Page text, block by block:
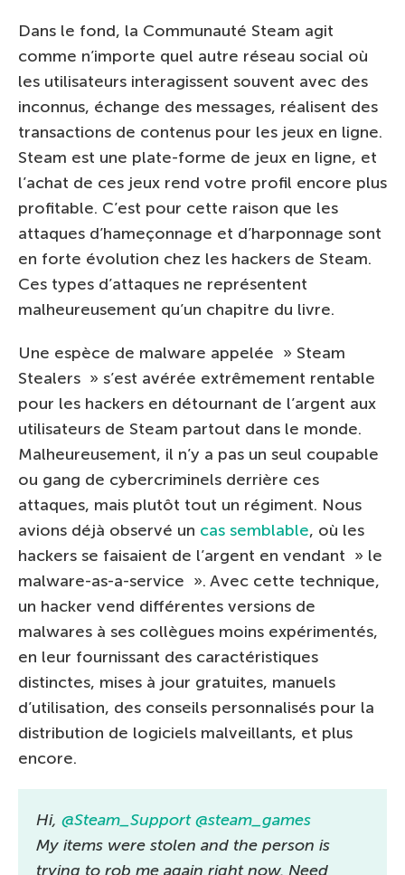
Dans le fond, la Communauté Steam agit
comme n’importe quel autre réseau social où
les utilisateurs interagissent souvent avec des
inconnus, échange des messages, réalisent des
transactions de contenus pour les jeux en ligne.
Steam est une plate-forme de jeux en ligne, et
l’achat de ces jeux rend votre profil encore plus
profitable. C’est pour cette raison que les
attaques d’hameçonnage et d’harponnage sont
en forte évolution chez les hackers de Steam.
Ces types d’attaques ne représentent
malheureusement qu’un chapitre du livre.
Une espèce de malware appelée » Steam
Stealers » s’est avérée extrêmement rentable
pour les hackers en détournant de l’argent aux
utilisateurs de Steam partout dans le monde.
Malheureusement, il n’y a pas un seul coupable
ou gang de cybercriminels derrière ces
attaques, mais plutôt tout un régiment. Nous
avions déjà observé un cas semblable, où les
hackers se faisaient de l’argent en vendant » le
malware-as-a-service ». Avec cette technique,
un hacker vend différentes versions de
malwares à ses collègues moins expérimentés,
en leur fournissant des caractéristiques
distinctes, mises à jour gratuites, manuels
d’utilisation, des conseils personnalisés pour la
distribution de logiciels malveillants, et plus
encore.
Hi, @Steam_Support @steam_games
My items were stolen and the person is
trying to rob me again right now. Need